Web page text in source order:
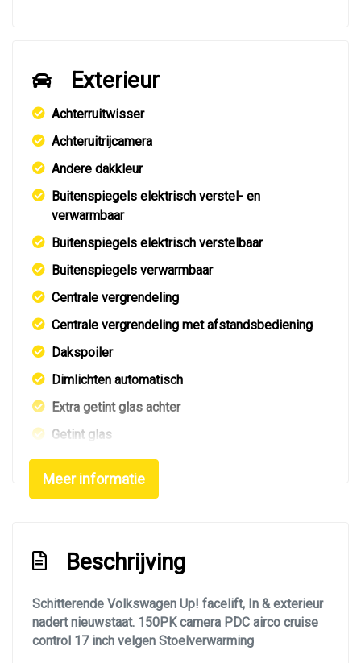
Exterieur
Achterruitwisser
Achteruitrijcamera
Andere dakkleur
Buitenspiegels elektrisch verstel- en
verwarmbaar
Buitenspiegels elektrisch verstelbaar
Buitenspiegels verwarmbaar
Centrale vergrendeling
Centrale vergrendeling met afstandsbediening
Dakspoiler
Dimlichten automatisch
Extra getint glas achter
Getint glas
Led dagrijverlichting
Led verlichting
Mistlampen voor adaptief
Navigatie
Park distance control
Meer informatie
Beschrijving
Schitterende Volkswagen Up! facelift, In & exterieur
nadert nieuwstaat. 150PK camera PDC airco cruise
control 17 inch velgen Stoelverwarming